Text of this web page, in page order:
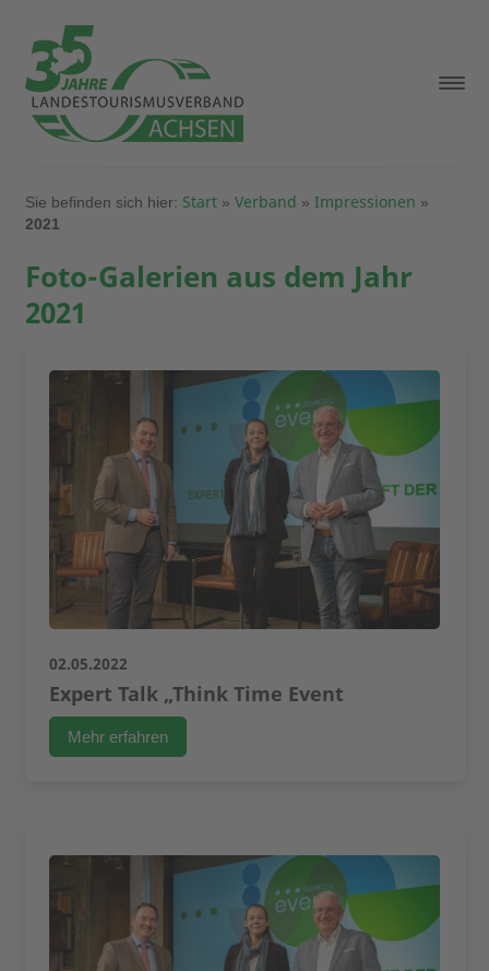
Sie befinden sich hier: Start» Verband » Impressionen »
2021
Foto-Galerien aus dem Jahr
2021
02.05.2022
Expert Talk „Think Time Event
Mehr erfahren